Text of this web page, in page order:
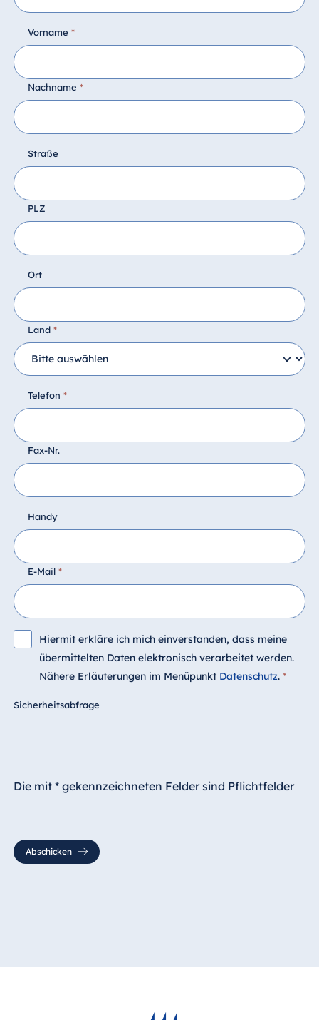
Vorname *
Nachname *
Straße
PLZ
Ort
Land *
Telefon *
Fax-Nr.
Handy
E-Mail *
Hiermit erkläre ich mich einverstanden, dass meine
übermittelten Daten elektronisch verarbeitet werden.
Nähere Erläuterungen im Menüpunkt Datenschutz. *
Sicherheitsabfrage
Die mit * gekennzeichneten Felder sind Pflichtfelder
Abschicken